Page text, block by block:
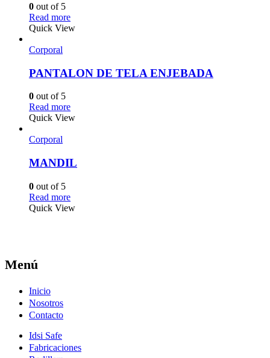
0 out of 5
Read more
Quick View
Corporal
PANTALON DE TELA ENJEBADA
0 out of 5
Read more
Quick View
Corporal
MANDIL
0 out of 5
Read more
Quick View
Menú
Inicio
Nosotros
Contacto
Idsi Safe
Fabricaciones